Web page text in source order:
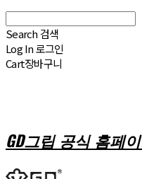
Search 검색
Log In로그인
Cart장바구니
GD그립 공식 홈페